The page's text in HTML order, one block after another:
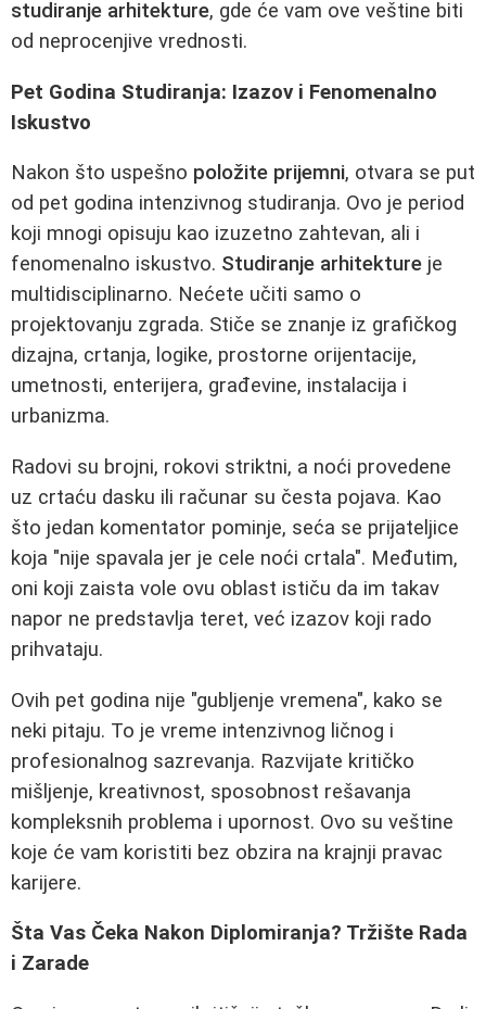
studiranje arhitekture, gde će vam ove veštine biti
od neprocenjive vrednosti.
Pet Godina Studiranja: Izazov i Fenomenalno
Iskustvo
Nakon što uspešno položite prijemni, otvara se put
od pet godina intenzivnog studiranja. Ovo je period
koji mnogi opisuju kao izuzetno zahtevan, ali i
fenomenalno iskustvo. Studiranje arhitekture je
multidisciplinarno. Nećete učiti samo o
projektovanju zgrada. Stiče se znanje iz grafičkog
dizajna, crtanja, logike, prostorne orijentacije,
umetnosti, enterijera, građevine, instalacija i
urbanizma.
Radovi su brojni, rokovi striktni, a noći provedene
uz crtaću dasku ili računar su česta pojava. Kao
što jedan komentator pominje, seća se prijateljice
koja "nije spavala jer je cele noći crtala". Međutim,
oni koji zaista vole ovu oblast ističu da im takav
napor ne predstavlja teret, već izazov koji rado
prihvataju.
Ovih pet godina nije "gubljenje vremena", kako se
neki pitaju. To je vreme intenzivnog ličnog i
profesionalnog sazrevanja. Razvijate kritičko
mišljenje, kreativnost, sposobnost rešavanja
kompleksnih problema i upornost. Ovo su veštine
koje će vam koristiti bez obzira na krajnji pravac
karijere.
Šta Vas Čeka Nakon Diplomiranja? Tržište Rada
i Zarade